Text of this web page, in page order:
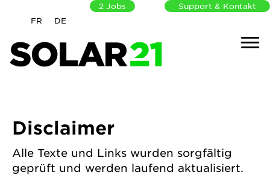
FR DE
2Jobs Support & Kontakt
Disclaimer
Alle Texte und Links wurden sorgfältig
geprüft und werden laufend aktualisiert.